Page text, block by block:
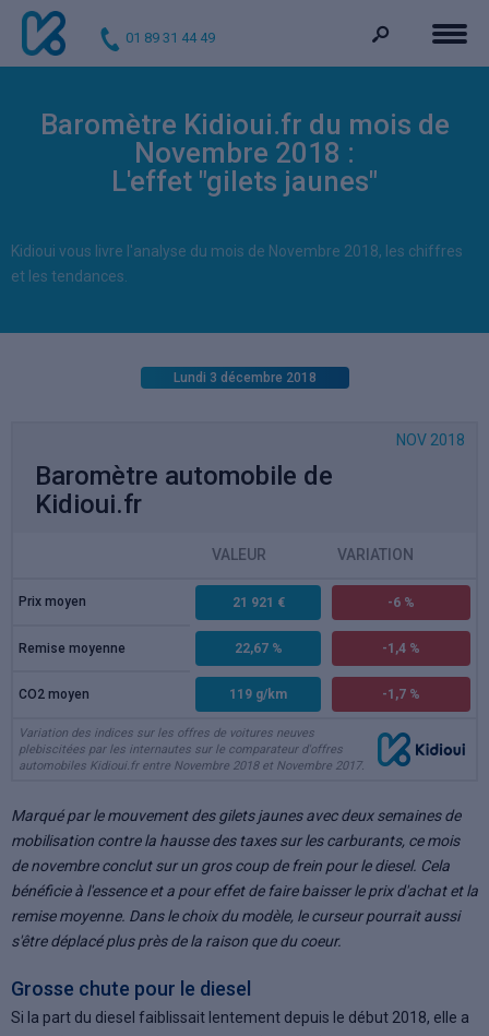
01 89 31 44 49
Baromètre Kidioui.fr du mois de
Novembre 2018 :
L'effet "gilets jaunes"
Kidioui vous livre l'analyse du mois de Novembre 2018, les chiffres
et les tendances.
Lundi 3 décembre 2018
Baromètre automobile de
Kidioui.fr
NOV 2018
VALEUR VARIATION
Prix moyen 21 921 € -6 %
Remise moyenne 22,67 % -1,4 %
CO2 moyen 119 g/km -1,7 %
Variation des indices sur les offres de voitures neuves
plebiscitées par les internautes sur le comparateur d'offres
automobiles Kidioui.fr entre Novembre 2018 et Novembre 2017.
Marqué par le mouvement des gilets jaunes avec deux semaines de
mobilisation contre la hausse des taxes sur les carburants, ce mois
de novembre conclut sur un gros coup de frein pour le diesel. Cela
bénéficie à l'essence et a pour effet de faire baisser le prix d'achat et la
remise moyenne. Dans le choix du modèle, le curseur pourrait aussi
s'être déplacé plus près de la raison que du coeur.
Grosse chute pour le diesel
Si la part du diesel faiblissait lentement depuis le début 2018, elle a